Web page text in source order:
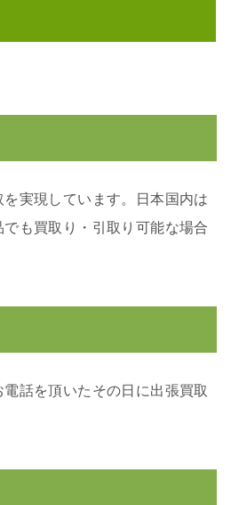
実現しています。日本国内は
も買取り・引取り可能な場合
話を頂いたその日に出張買取